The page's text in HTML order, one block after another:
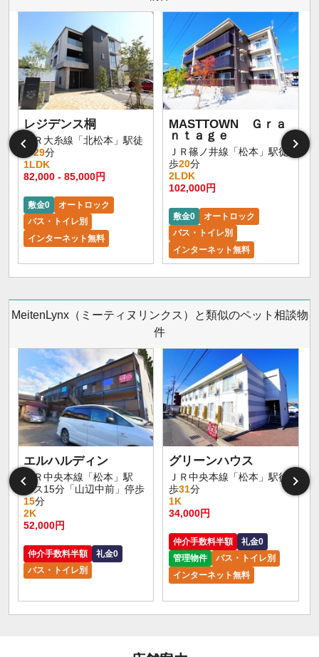
レジデンス桐
ＪＲ大糸線「北松本」駅徒
歩29分
1LDK
82,000 - 85,000円
敷金0
オートロック
バス・トイレ別
インターネット無料
MASTTOWN Ｇｒａ
ｎｔａｇｅ
ＪＲ篠ノ井線「松本」駅徒
歩20分
2LDK
102,000円
敷金0
オートロック
バス・トイレ別
インターネット無料
MeitenLynx（ミーティヌリンクス）と類似のペット相談物
件
エルハルディン
ＪＲ中央本線「松本」駅
バス15分「山辺中前」停歩
15分
2K
52,000円
仲介手数料半額
礼金0
バス・トイレ別
グリーンハウス
ＪＲ中央本線「松本」駅徒
歩31分
1K
34,000円
仲介手数料半額
礼金0
管理物件
バス・トイレ別
インターネット無料